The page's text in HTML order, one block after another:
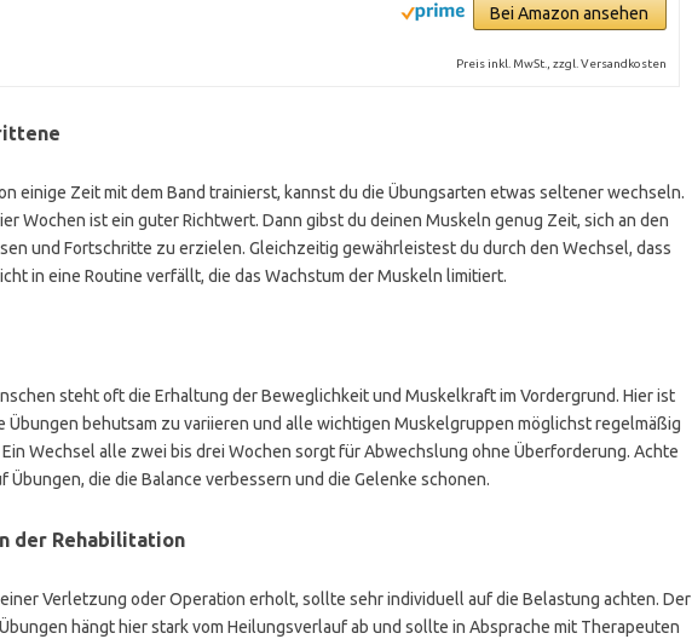
Bei Amazon ansehen
Preis inkl. MwSt., zzgl. Versandkosten
einige Zeit mit dem Band trainierst, kannst du die Übungsarten etwas seltener wechseln.
Wochen ist ein guter Richtwert. Dann gibst du deinen Muskeln genug Zeit, sich an den
und Fortschritte zu erzielen. Gleichzeitig gewährleistest du durch den Wechsel, dass
in eine Routine verfällt, die das Wachstum der Muskeln limitiert.
steht oft die Erhaltung der Beweglichkeit und Muskelkraft im Vordergrund. Hier ist
Übungen behutsam zu variieren und alle wichtigen Muskelgruppen möglichst regelmäßig
Wechsel alle zwei bis drei Wochen sorgt für Abwechslung ohne Überforderung. Achte
Übungen, die die Balance verbessern und die Gelenke schonen.
der Rehabilitation
Verletzung oder Operation erholt, sollte sehr individuell auf die Belastung achten. Der
hängt hier stark vom Heilungsverlauf ab und sollte in Absprache mit Therapeuten